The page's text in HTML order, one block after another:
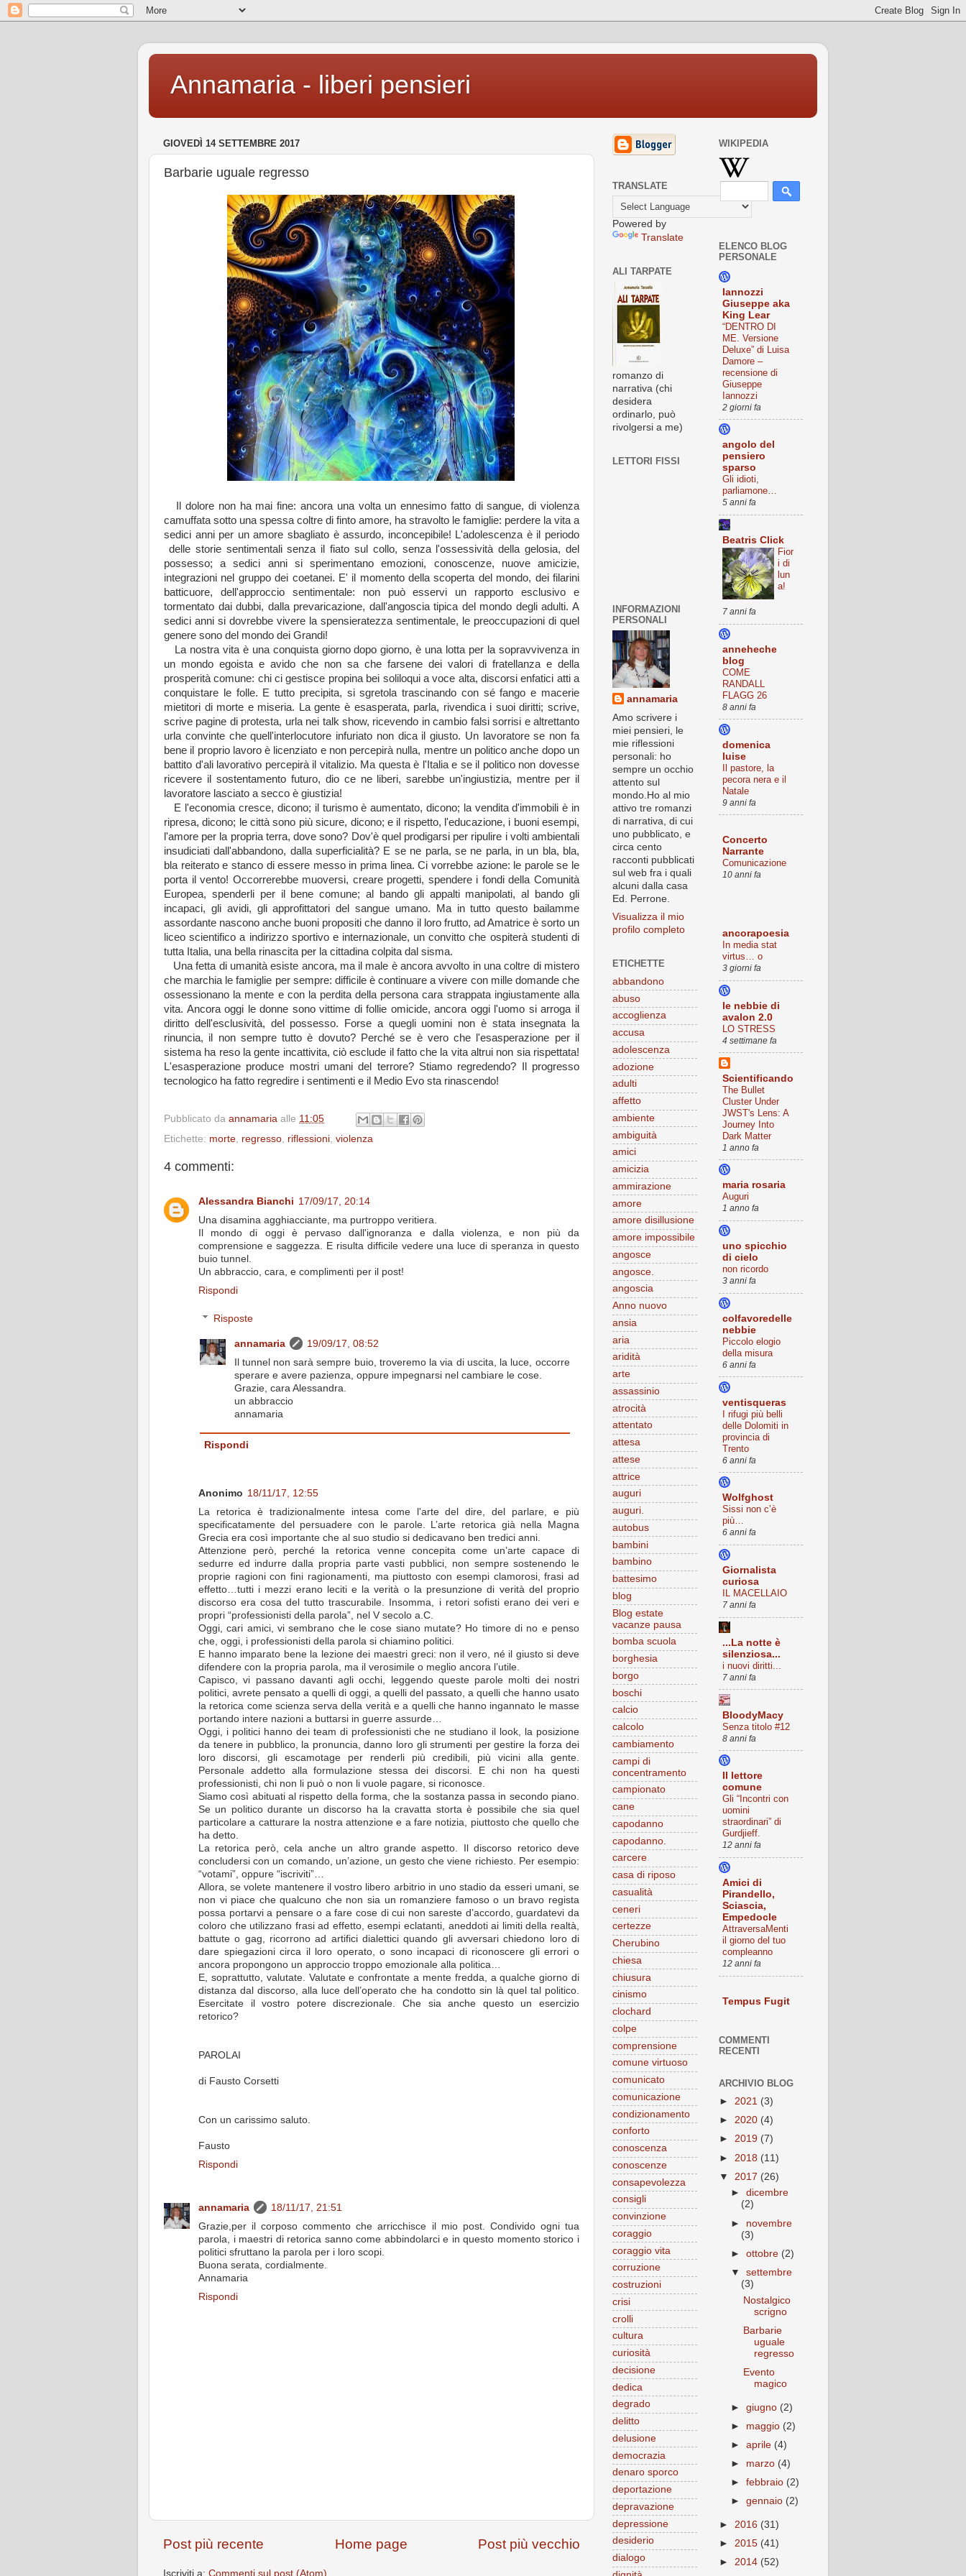
Annamaria - liberi pensieri
GIOVEDÌ 14 SETTEMBRE 2017
Barbarie uguale regresso
Il dolore non ha mai fine: ancora una volta un ennesimo fatto di sangue, di violenza
camuffata sotto una spessa coltre di finto amore, ha stravolto le famiglie: perdere la vita a
sedici anni per un amore sbagliato è assurdo, inconcepibile! L'adolescenza è il periodo
delle storie sentimentali senza il fiato sul collo, senza l'ossessività della gelosia, del
possesso; a sedici anni si sperimentano emozioni, conoscenze, nuove amicizie,
integrazioni nel gruppo dei coetanei. E' il momento della scoperta del mondo, dei filarini
batticuore, dell'approccio sentimentale: non può esservi un rapporto esclusivo e
tormentato dai dubbi, dalla prevaricazione, dall'angoscia tipica del mondo degli adulti. A
sedici anni si dovrebbe vivere la spensieratezza sentimentale, le preoccupazioni di quel
genere sono del mondo dei Grandi!
La nostra vita è una conquista giorno dopo giorno, è una lotta per la sopravvivenza in
un mondo egoista e avido che non sa che farsene dei valori di fratellanza e della
prosperità comune: chi ci gestisce propina bei soliloqui a voce alta, discorsi enfatici atti a
conquistare le folle. E tutto precipita, si sgretola trascinando con sé fango e macerie
mietitori di morte e miseria. La gente è esasperata, parla, rivendica i suoi diritti; scrive,
scrive pagine di protesta, urla nei talk show, ricevendo in cambio falsi sorrisi e altrettanto
urla convinte che quell'interlocutore infuriato non dica il giusto. Un lavoratore se non fa
bene il proprio lavoro è licenziato e non percepirà nulla, mentre un politico anche dopo un
battito d'ali lavorativo percepirà il vitalizio. Ma questa è l'Italia e se il politico non dovesse
ricevere il sostentamento futuro, dio ce ne liberi, sarebbe un'ingiustizia, mentre per il
lavoratore lasciato a secco è giustizia!
E l'economia cresce, dicono; il turismo è aumentato, dicono; la vendita d'immobili è in
ripresa, dicono; le città sono più sicure, dicono; e il rispetto, l'educazione, i buoni esempi,
l'amore per la propria terra, dove sono? Dov'è quel prodigarsi per ripulire i volti ambientali
insudiciati dall'abbandono, dalla superficialità? E se ne parla, se ne parla, in un bla, bla,
bla reiterato e stanco di essere messo in prima linea. Ci vorrebbe azione: le parole se le
porta il vento! Occorrerebbe muoversi, creare progetti, spendere i fondi della Comunità
Europea, spenderli per il bene comune; al bando gli appalti manipolati, al bando gli
incapaci, gli avidi, gli approfittatori del sangue umano. Ma in tutto questo bailamme
assordante nascono anche buoni propositi che danno il loro frutto, ad Amatrice è sorto un
liceo scientifico a indirizzo sportivo e internazionale, un convitto che ospiterà studenti di
tutta Italia, una bella rinascita per la cittadina colpita dal sisma.
Una fetta di umanità esiste ancora, ma il male è ancora avvolto in una coltre di mistero
che marchia le famiglie per sempre: difficile è continuare a vivere con mille domande che
ossessionano la mente e con la perdita della persona cara strappata ingiustamente alla
vita. Ancora oggi le donne sono vittime di follie omicide, ancora oggi l'uomo si arroga il
diritto dell'esclusività, del possesso. Forse a quegli uomini non è stata insegnata la
rinuncia, il non sempre tutto è dovuto? Perché se è vero che l'esasperazione per il
sistema ha reso la gente incattivita, ciò esclude il fatto che la vita altrui non sia rispettata!
L'esasperazione produce mostri umani del terrore? Stiamo regredendo? Il progresso
tecnologico ha fatto regredire i sentimenti e il Medio Evo sta rinascendo!
Pubblicato da annamaria alle 11:05
Etichette: morte regresso riflessioni violenza
4 commenti:
Alessandra Bianchi 17/09/17, 20:14
Una disamina agghiacciante, ma purtroppo veritiera.
Il mondo di oggi è pervaso dall'ignoranza e dalla violenza, e non più da
comprensione e saggezza. E risulta difficile vedere una luce di speranza in questo
buio tunnel.
Un abbraccio, cara, e complimenti per il post!
Rispondi
Risposte
annamaria
19/09/17, 08:52
Il tunnel non sarà sempre buio, troveremo la via di uscita, la luce, occorre
sperare e avere pazienza, oppure impegnarsi nel cambiare le cose.
Grazie, cara Alessandra.
un abbraccio
annamaria
Rispondi
Anonimo 18/11/17, 12:55
La retorica è tradizionalmente intesa come l'arte del dire, del parlare, e più
specificatamente del persuadere con le parole. L’arte retorica già nella Magna
Grecia era così importante che al suo studio si dedicavano ben tredici anni.
Attenzione però, perché la retorica venne concepita come un’arte capace di
sedurre ed indurre dalla propria parte vasti pubblici, non sempre sostenendo le
proprie ragioni con fini ragionamenti, ma piuttosto con esempi clamorosi, frasi ad
effetto…tutti i mezzi erano leciti e la verità o la presunzione di verità del proprio
discorso era cosa del tutto trascurabile. Insomma, i retori sofisti erano dei veri e
propri “professionisti della parola”, nel V secolo a.C.
Oggi, cari amici, vi sembrano che le cose siano mutate? Ho timore di no e penso
che, oggi, i professionisti della parola si chiamino politici.
E hanno imparato bene la lezione dei maestri greci: non il vero, né il giusto si deve
difendere con la propria parola, ma il verosimile o meglio ancora l’utile.
Capisco, vi passano davanti agli occhi, leggendo queste parole molti dei nostri
politici, avrete pensato a quelli di oggi, a quelli del passato, a quelli che hanno usato
la retorica come scienza serva della verità e a quelli che hanno ingannato le masse
portando intere nazioni a buttarsi in guerre assurde…
Oggi, i politici hanno dei team di professionisti che ne studiano il look, la posizione
da tenere in pubblico, la pronuncia, danno loro gli strumenti per gestire la forza dei
loro discorsi, gli escamotage per renderli più credibili, più vicini alla gente.
Personale addetto alla formulazione stessa dei discorsi. E chi non ha questi
professionisti, chi non li può o non li vuole pagare, si riconosce.
Siamo così abituati al rispetto della forma, che la sostanza passa in secondo piano.
Se un politico durante un discorso ha la cravatta storta è possibile che sia quel
particolare a catturare la nostra attenzione e a fare notizia, piuttosto che quello che
ha detto.
La retorica però, cela anche un altro grande aspetto. Il discorso retorico deve
concludersi con un comando, un’azione, un gesto che viene richiesto. Per esempio:
“votami”, oppure “iscriviti”…
Allora, se volete mantenere il vostro libero arbitrio in uno stadio da esseri umani, se
non vi piace che qualcuno che non sia un romanziere famoso o un bravo regista
possa portarvi a pensare o a fare cose di cui non sareste d’accordo, guardatevi da
coloro che utilizzano frasi ad effetto, esempi eclatanti, aneddoti ai limiti della realtà,
battute o gag, ricorrono ad artifici dialettici quando gli avversari chiedono loro di
dare spiegazioni circa il loro operato, o sono incapaci di riconoscere gli errori o
ancora propongono un approccio troppo emozionale alla politica…
E, soprattutto, valutate. Valutate e confrontate a mente fredda, a qualche giorno di
distanza dal discorso, alla luce dell’operato che ha condotto sin là quel tal politico.
Esercitate il vostro potere discrezionale. Che sia anche questo un esercizio
retorico?
PAROLAI
di Fausto Corsetti
Con un carissimo saluto.
Fausto
Rispondi
annamaria
18/11/17, 21:51
Grazie,per il corposo commento che arricchisce il mio post. Condivido ogni tua
parola, i maestri di retorica sanno come abbindolarci e in questo momento storico i
politici sfruttano la parola per i loro scopi.
Buona serata, cordialmente.
Annamaria
Rispondi
Post più recente Post più vecchio
Home page
Iscriviti a: Commenti sul post (Atom)
TRANSLATE
Powered by
Translate
ALI TARPATE
romanzo di
narrativa (chi
desidera
ordinarlo, può
rivolgersi a me)
LETTORI FISSI
INFORMAZIONI
PERSONALI
annamaria
Amo scrivere i
miei pensieri, le
mie riflessioni
personali: ho
sempre un occhio
attento sul
mondo.Ho al mio
attivo tre romanzi
di narrativa, di cui
uno pubblicato, e
circa cento
racconti pubblicati
sul web fra i quali
alcuni dalla casa
Ed. Perrone.
Visualizza il mio
profilo completo
ETICHETTE
abbandono
abuso
accoglienza
accusa
adolescenza
adozione
adulti
affetto
ambiente
ambiguità
amici
amicizia
ammirazione
amore
amore disillusione
amore impossibile
angosce
angosce.
angoscia
Anno nuovo
ansia
aria
aridità
arte
assassinio
atrocità
attentato
attesa
attese
attrice
auguri
auguri.
autobus
bambini
bambino
battesimo
blog
Blog estate
vacanze pausa
bomba scuola
borghesia
borgo
boschi
calcio
calcolo
cambiamento
campi di
concentramento
campionato
cane
capodanno
capodanno.
carcere
casa di riposo
casualità
ceneri
certezze
Cherubino
chiesa
chiusura
cinismo
clochard
colpe
comprensione
comune virtuoso
comunicato
comunicazione
condizionamento
conforto
conoscenza
conoscenze
consapevolezza
consigli
convinzione
coraggio
coraggio vita
corruzione
costruzioni
crisi
crolli
cultura
curiosità
decisione
dedica
degrado
delitto
delusione
democrazia
denaro sporco
deportazione
depravazione
depressione
desiderio
dialogo
WIKIPEDIA
ELENCO BLOG
PERSONALE
Iannozzi
Giuseppe aka
King Lear
“DENTRO DI
ME. Versione
Deluxe” di Luisa
Damore –
recensione di
Giuseppe
Iannozzi
2 giorni fa
angolo del
pensiero
sparso
Gli idioti,
parliamone…
5 anni fa
Beatris Click
Fior
i di
lun
a!
7 anni fa
anneheche
blog
COME
RANDALL
FLAGG 26
8 anni fa
domenica
luise
Il pastore, la
pecora nera e il
Natale
9 anni fa
Concerto
Narrante
Comunicazione
10 anni fa
ancorapoesia
In media stat
virtus… o
3 giorni fa
le nebbie di
avalon 2.0
LO STRESS
4 settimane fa
Scientificando
The Bullet
Cluster Under
JWST's Lens: A
Journey Into
Dark Matter
1 anno fa
maria rosaria
Auguri
1 anno fa
uno spicchio
di cielo
non ricordo
3 anni fa
colfavoredelle
nebbie
Piccolo elogio
della misura
6 anni fa
ventisqueras
I rifugi più belli
delle Dolomiti in
provincia di
Trento
6 anni fa
Wolfghost
Sissi non c’è
più…
6 anni fa
Giornalista
curiosa
IL MACELLAIO
7 anni fa
...La notte è
silenziosa...
i nuovi diritti...
7 anni fa
BloodyMacy
Senza titolo #12
8 anni fa
Il lettore
comune
Gli “Incontri con
uomini
straordinari” di
Gurdjieff.
12 anni fa
Amici di
Pirandello,
Sciascia,
Empedocle
AttraversaMenti
il giorno del tuo
compleanno
12 anni fa
Tempus Fugit
COMMENTI
RECENTI
ARCHIVIO BLOG
► 2021 (3)
► 2020 (4)
► 2019 (7)
► 2018 (11)
▼ 2017 (26)
►dicembre
(2)
► novembre
(3)
►ottobre (2)
▼settembre
(3)
Nostalgico
scrigno
Barbarie
uguale
regresso
Evento
magico
►giugno (2)
► maggio (2)
►aprile (4)
► marzo (4)
►febbraio (2)
►gennaio (2)
► 2016 (31)
► 2015 (41)
► 2014 (52)